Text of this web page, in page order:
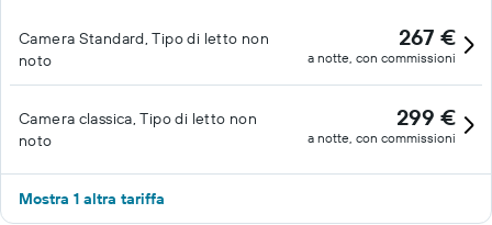
Camera Standard, Tipo di letto non
noto
267 €
a notte, con commissioni
Camera classica, Tipo di letto non
noto
299 €
a notte, con commissioni
Mostra 1 altra tariffa